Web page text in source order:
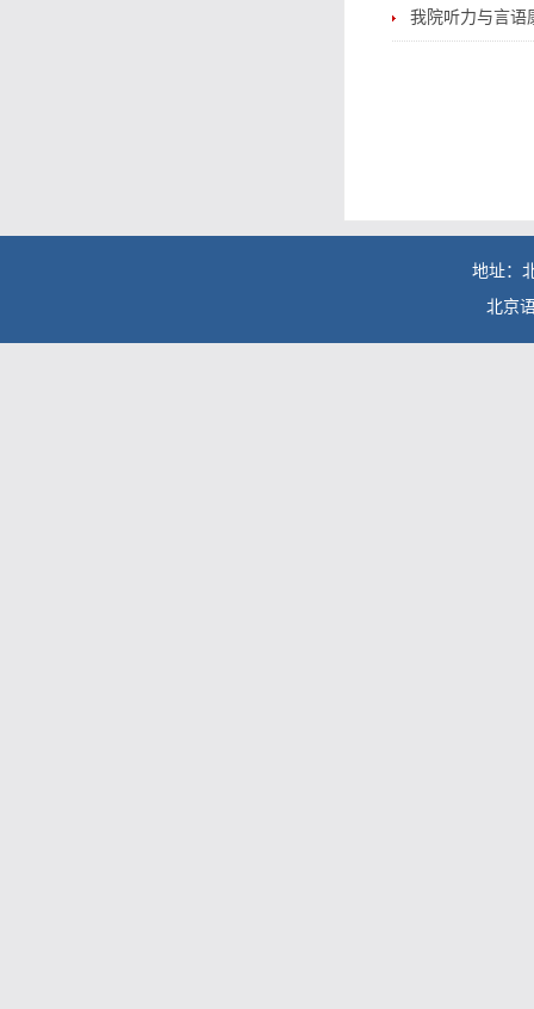
我院听力与言语
地址：
北京